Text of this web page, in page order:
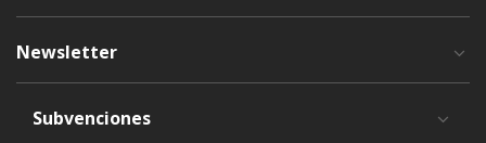
Newsletter
Subvenciones